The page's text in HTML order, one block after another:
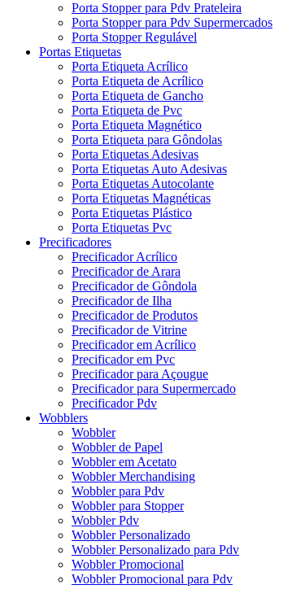
Porta Stopper para Pdv Prateleira
Porta Stopper para Pdv Supermercados
Porta Stopper Regulável
Portas Etiquetas
Porta Etiqueta Acrílico
Porta Etiqueta de Acrílico
Porta Etiqueta de Gancho
Porta Etiqueta de Pvc
Porta Etiqueta Magnético
Porta Etiqueta para Gôndolas
Porta Etiquetas Adesivas
Porta Etiquetas Auto Adesivas
Porta Etiquetas Autocolante
Porta Etiquetas Magnéticas
Porta Etiquetas Plástico
Porta Etiquetas Pvc
Precificadores
Precificador Acrílico
Precificador de Arara
Precificador de Gôndola
Precificador de Ilha
Precificador de Produtos
Precificador de Vitrine
Precificador em Acrílico
Precificador em Pvc
Precificador para Açougue
Precificador para Supermercado
Precificador Pdv
Wobblers
Wobbler
Wobbler de Papel
Wobbler em Acetato
Wobbler Merchandising
Wobbler para Pdv
Wobbler para Stopper
Wobbler Pdv
Wobbler Personalizado
Wobbler Personalizado para Pdv
Wobbler Promocional
Wobbler Promocional para Pdv